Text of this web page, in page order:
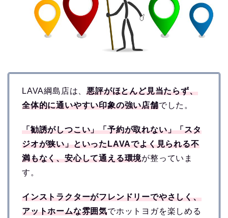
LAVA綱島店は、悪評がほとんど見当たらず、
全体的に通いやすい印象の強い店舗でした。
「勧誘がしつこい」「予約が取れない」「スタ
ジオが狭い」といったLAVAでよく見られる不
満もなく、安心して通える環境が整っていま
す。
インストラクターがフレンドリーでやさしく、
アットホームな雰囲気でホットヨガを楽しめる